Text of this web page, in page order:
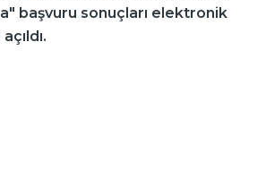
başvuru sonuçları elektronik